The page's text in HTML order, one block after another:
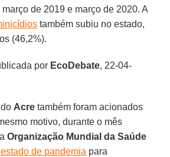
de 2019 e março de 2020. A
também subiu no estado,
(46,2%).
por EcoDebate, 22-04-
Acre também foram acionados
motivo, durante o mês
aOrganização Mundial da Saúde
de pandemia para